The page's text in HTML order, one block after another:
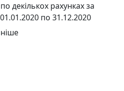
декількох рахунках за
по 31.12.2020